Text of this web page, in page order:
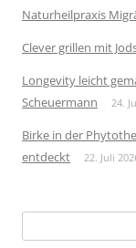
Naturheilpraxis
Clever grillen mit
Longevity leicht
Scheuermann
24.
Birke in der
entdeckt
22. Juli
nach: